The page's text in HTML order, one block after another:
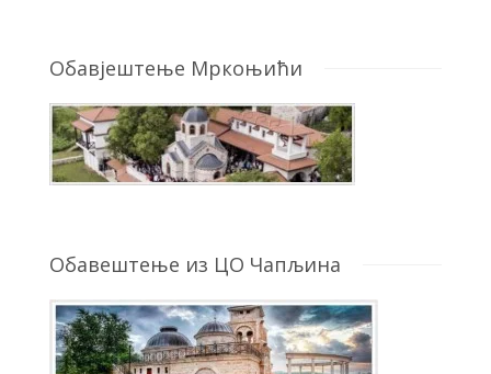
Обавјештење Мркоњићи
Обавештење из ЦО Чапљина